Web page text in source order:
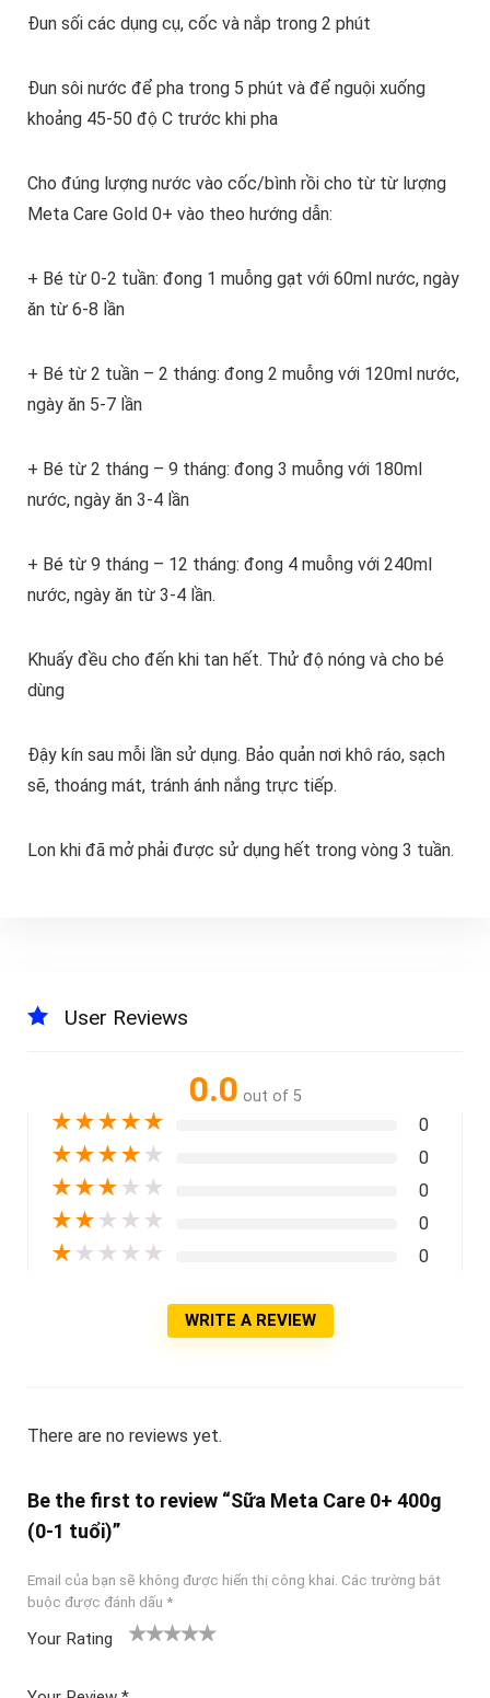
Đun sối các dụng cụ, cốc và nắp trong 2 phút
Đun sôi nước để pha trong 5 phút và để nguội xuống
khoảng 45-50 độ C trước khi pha
Cho đúng lượng nước vào cốc/bình rồi cho từ từ lượng
Meta Care Gold 0+ vào theo hướng dẫn:
+ Bé từ 0-2 tuần: đong 1 muỗng gạt với 60ml nước, ngày
ăn từ 6-8 lần
+ Bé từ 2 tuần – 2 tháng: đong 2 muỗng với 120ml nước,
ngày ăn 5-7 lần
+ Bé từ 2 tháng – 9 tháng: đong 3 muỗng với 180ml
nước, ngày ăn 3-4 lần
+ Bé từ 9 tháng – 12 tháng: đong 4 muỗng với 240ml
nước, ngày ăn từ 3-4 lần.
Khuấy đều cho đến khi tan hết. Thử độ nóng và cho bé
dùng
Đậy kín sau mỗi lần sử dụng. Bảo quản nơi khô ráo, sạch
sẽ, thoáng mát, tránh ánh nắng trực tiếp.
Lon khi đã mở phải được sử dụng hết trong vòng 3 tuần.
User Reviews
0.0 out of 5
★★★★★ 0
★★★★ ★ 0
★★★ ★ ★ 0
★★ ★ ★ ★ 0
★ ★ ★ ★ ★ 0
WRITE A REVIEW
There are no reviews yet.
Be the first to review “Sữa Meta Care 0+ 400g
(0-1 tuổi)”
Email của bạn sẽ không được hiển thị công khai. Các trường bắt
buộc được đánh dấu *
Your Rating